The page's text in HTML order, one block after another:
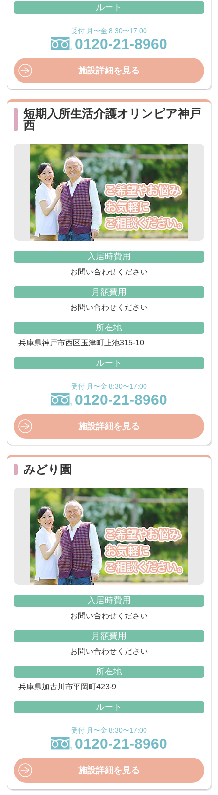
ルート
受付 月〜金 8:30〜17:00
0120-21-8960
施設詳細を見る
短期入所生活介護オリンピア神戸
西
入居時費用
お問い合わせください
月額費用
お問い合わせください
所在地
兵庫県神戸市西区玉津町上池315-10
ルート
受付 月〜金 8:30〜17:00
0120-21-8960
施設詳細を見る
みどり園
入居時費用
お問い合わせください
月額費用
お問い合わせください
所在地
兵庫県加古川市平岡町423-9
ルート
受付 月〜金 8:30〜17:00
0120-21-8960
施設詳細を見る